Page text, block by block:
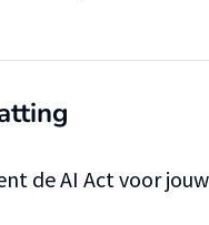
de AI Act voor